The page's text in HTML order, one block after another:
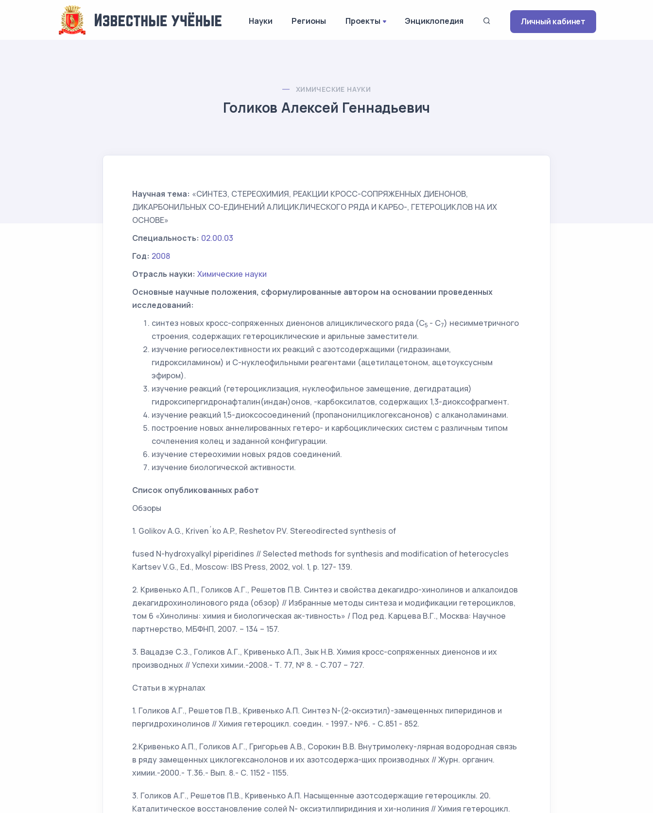
Науки Регионы Проекты Энциклопедия Личный кабинет
ХИМИЧЕСКИЕ НАУКИ
Голиков Алексей Геннадьевич
Научная тема: «СИНТЕЗ, СТЕРЕОХИМИЯ, РЕАКЦИИ КРОСС-СОПРЯЖЕННЫХ ДИЕНОНОВ,
ДИКАРБОНИЛЬНЫХ СО-ЕДИНЕНИЙ АЛИЦИКЛИЧЕСКОГО РЯДА И КАРБО-, ГЕТЕРОЦИКЛОВ НА ИХ
ОСНОВЕ»
Специальность: 02.00.03
Год: 2008
Отрасль науки: Химические науки
Основные научные положения, сформулированные автором на основании проведенных
исследований:
синтез новых кросс-сопряженных диенонов алициклического ряда (С5 - С7) несимметричного
строения, содержащих гетероциклические и арильные заместители.
изучение региоселективности их реакций с азотсодержащими (гидразинами,
гидроксиламином) и С-нуклеофильными реагентами (ацетилацетоном, ацетоуксусным
эфиром).
изучение реакций (гетероциклизация, нуклеофильное замещение, дегидратация)
гидроксипергидронафталин(индан)онов, -карбоксилатов, содержащих 1,3-диоксофрагмент.
изучение реакций 1,5-диоксосоединений (пропанонилциклогексанонов) с алканоламинами.
построение новых аннелированных гетеро- и карбоциклических систем с различным типом
сочленения колец и заданной конфигурации.
изучение стереохимии новых рядов соединений.
изучение биологической активности.
Список опубликованных работ
Обзоры
1. Golikov A.G., Kriven´ko A.P., Reshetov P.V. Stereodirected synthesis of
fused N-hydroxyalkyl piperidines // Selected methods for synthesis and modification of heterocycles
Kartsev V.G., Ed., Moscow: IBS Press, 2002, vol. 1, p. 127- 139.
2. Кривенько А.П., Голиков А.Г., Решетов П.В. Синтез и свойства декагидро-хинолинов и алкалоидов
декагидрохинолинового ряда (обзор) // Избранные методы синтеза и модификации гетероциклов,
том 6 «Хинолины: химия и биологическая ак-тивность» / Под ред. Карцева В.Г., Москва: Научное
партнерство, МБФНП, 2007. – 134 – 157.
3. Вацадзе С.З., Голиков А.Г., Кривенько А.П., Зык Н.В. Химия кросс-сопряженных диенонов и их
производных // Успехи химии.-2008.- Т. 77, № 8. - С.707 – 727.
Статьи в журналах
1. Голиков А.Г., Решетов П.В., Кривенько А.П. Синтез N-(2-оксиэтил)-замещенных пиперидинов и
пергидрохинолинов // Химия гетероцикл. соедин. - 1997.- №6. - С.851 - 852.
2.Кривенько А.П., Голиков А.Г., Григорьев А.В., Сорокин В.В. Внутримолеку-лярная водородная связь
в ряду замещенных циклогексанолонов и их азотсодержа-щих производных // Журн. органич.
химии.-2000.- Т.36.- Вып. 8.- С. 1152 - 1155.
3. Голиков А.Г., Решетов П.В., Кривенько А.П. Насыщенные азотсодержащие гетероциклы. 20.
Каталитическое восстановление солей N- оксиэтилпиридиния и хи-нолиния // Химия гетероцикл.